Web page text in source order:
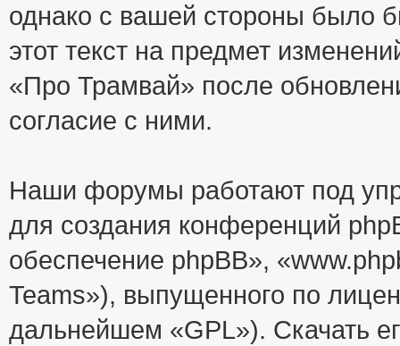
однако с вашей стороны было
этот текст на предмет
«Про Трамвай» после
согласие с ними.
Наши форумы работают под
для создания конференций
обеспечение phpBB»,
Teams»), выпущенного по
дальнейшем «GPL»). Скачать